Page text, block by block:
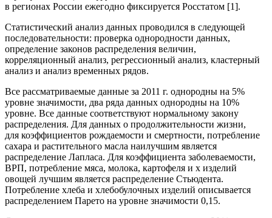
в регионах России ежегодно фиксируется Росстатом [1].
Статистический анализ данных проводился в следующей
последовательности: проверка однородности данных,
определение законов распределения величин,
корреляционный анализ, регрессионный анализ, кластерный
анализ и анализ временных рядов.
Все рассматриваемые данные за 2011 г. однородны на 5%
уровне значимости, два ряда данных однородны на 10%
уровне. Все данные соответствуют нормальному закону
распределения. Для данных о продолжительности жизни,
для коэффициентов рождаемости и смертности, потребление
сахара и растительного масла наилучшим является
распределение Лапласа. Для коэффициента заболеваемости,
ВРП, потребление мяса, молока, картофеля и х изделий
овощей лучшим является распределение Стьюдента.
Потребление хлеба и хлебобулочных изделий описывается
распределением Парето на уровне значимости 0,15.